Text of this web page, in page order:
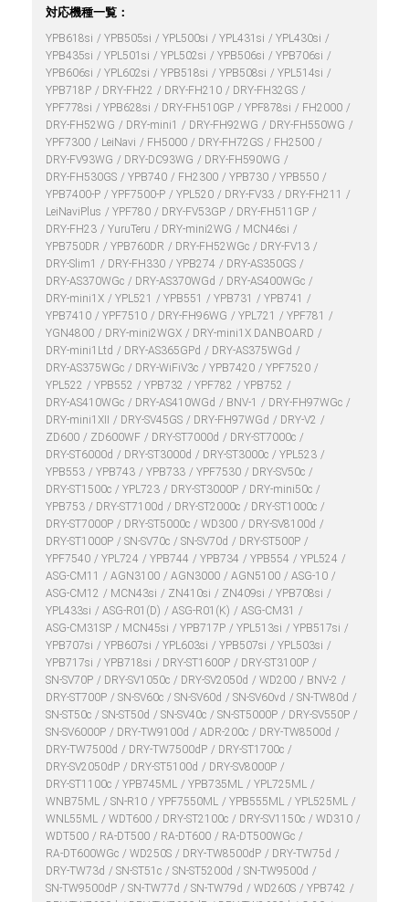
対応機種一覧：
YPB618si YPB505si YPL500si YPL431si
YPL430si
YPB435si
YPL501si YPL502si YPB506si
YPB706si
YPB606si
YPL602si YPB518si YPB508si
YPL514si
YPB718P
DRY-FH22 DRY-FH210
DRY-FH32GS
YPF778si
YPB628si DRY-FH510GP YPF878si
FH2000
DRY-FH52WG
DRY-mini1 DRY-FH92WG
DRY-FH550WG
YPF7300
LeiNavi FH5000 DRY-FH72GS
FH2500
DRY-FV93WG
DRY-DC93WG
DRY-FH590WG
DRY-FH530GS
YPB740 FH2300 YPB730
YPB550
YPB7400-P
YPF7500-P YPL520 DRY-FV33
DRY-FH211
LeiNaviPlus
YPF780 DRY-FV53GP
DRY-FH511GP
DRY-FH23
YuruTeru DRY-mini2WG
MCN46si
YPB750DR
YPB760DR DRY-FH52WGc
DRY-FV13
DRY-Slim1
DRY-FH330 YPB274
DRY-AS350GS
DRY-AS370WGc
DRY-AS370WGd
DRY-AS400WGc
DRY-mini1X
YPL521 YPB551 YPB731
YPB741
YPB7410
YPF7510 DRY-FH96WG YPL721
YPF781
YGN4800
DRY-mini2WGX
DRY-mini1X DANBOARD
DRY-mini1Ltd
DRY-AS365GPd
DRY-AS375WGd
DRY-AS375WGc
DRY-WiFiV3c YPB7420
YPF7520
YPL522
YPB552 YPB732 YPF782
YPB752
DRY-AS410WGc
DRY-AS410WGd BNV-1
DRY-FH97WGc
DRY-mini1XII
DRY-SV45GS DRY-FH97WGd
DRY-V2
ZD600
ZD600WF DRY-ST7000d
DRY-ST7000c
DRY-ST6000d
DRY-ST3000d DRY-ST3000c
YPL523
YPB553
YPB743 YPB733 YPF7530
DRY-SV50c
DRY-ST1500c
YPL723 DRY-ST3000P
DRY-mini50c
YPB753
DRY-ST7100d DRY-ST2000c
DRY-ST1000c
DRY-ST7000P
DRY-ST5000c WD300
DRY-SV8100d
DRY-ST1000P
SN-SV70c SN-SV70d
DRY-ST500P
YPF7540
YPL724 YPB744 YPB734 YPB554
YPL524
ASG-CM11
AGN3100 AGN3000 AGN5100
ASG-10
ASG-CM12
MCN43si ZN410si ZN409si
YPB708si
YPL433si
ASG-R01(D) ASG-R01(K)
ASG-CM31
ASG-CM31SP
MCN45si YPB717P YPL513si
YPB517si
YPB707si
YPB607si YPL603si YPB507si
YPL503si
YPB717si
YPB718si DRY-ST1600P
DRY-ST3100P
SN-SV70P
DRY-SV1050c DRY-SV2050d WD200
BNV-2
DRY-ST700P
SN-SV60c SN-SV60d SN-SV60vd
SN-TW80d
SN-ST50c
SN-ST50d SN-SV40c SN-ST5000P
DRY-SV550P
SN-SV6000P
DRY-TW9100d ADR-200c
DRY-TW8500d
DRY-TW7500d
DRY-TW7500dP
DRY-ST1700c
DRY-SV2050dP
DRY-ST5100d
DRY-SV8000P
DRY-ST1100c
YPB745ML YPB735ML
YPL725ML
WNB75ML
SN-R10 YPF7550ML YPB555ML
YPL525ML
WNL55ML
WDT600 DRY-ST2100c DRY-SV1150c
WD310
WDT500
RA-DT500 RA-DT600
RA-DT500WGc
RA-DT600WGc
WD250S DRY-TW8500dP
DRY-TW75d
DRY-TW73d
SN-ST51c SN-ST5200d
SN-TW9500d
SN-TW9500dP
SN-TW77d SN-TW79d WD260S
YPB742